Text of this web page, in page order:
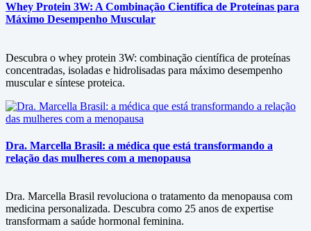
Whey Protein 3W: A Combinação Científica de Proteínas para
Máximo Desempenho Muscular
Descubra o whey protein 3W: combinação científica de proteínas
concentradas, isoladas e hidrolisadas para máximo desempenho
muscular e síntese proteica.
Dra. Marcella Brasil: a médica que está transformando a
relação das mulheres com a menopausa
Dra. Marcella Brasil revoluciona o tratamento da menopausa com
medicina personalizada. Descubra como 25 anos de expertise
transformam a saúde hormonal feminina.